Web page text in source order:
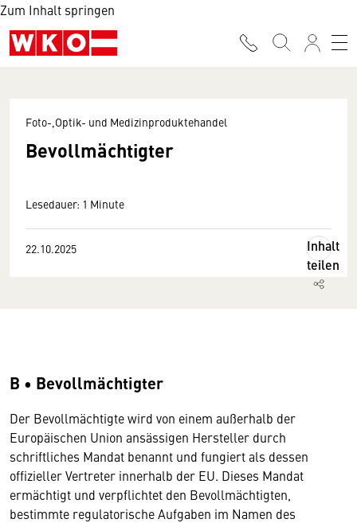
Zum Inhalt springen
Foto-,Optik- und Medizinproduktehandel
Bevollmächtigter
Lesedauer: 1 Minute
22.10.2025
Inhalt
teilen
B • Bevollmächtigter
Der Bevollmächtigte wird von einem außerhalb der
Europäischen Union ansässigen Hersteller durch
schriftliches Mandat benannt und fungiert als dessen
offizieller Vertreter innerhalb der EU. Dieses Mandat
ermächtigt und verpflichtet den Bevollmächtigten,
bestimmte regulatorische Aufgaben im Namen des